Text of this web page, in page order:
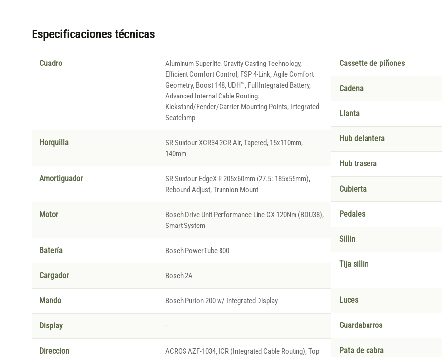
Especificaciones técnicas
Cuadro
Aluminum Superlite, Gravity Casting Technology,
Efficient Comfort Control, FSP 4-Link, Agile Comfort
Geometry, Boost 148, UDH™, Full Integrated Battery,
Advanced Internal Cable Routing,
Kickstand/Fender/Carrier Mounting Points, Integrated
Seatclamp
Horquilla
SR Suntour XCR34 2CR Air, Tapered, 15x110mm,
140mm
Amortiguador
SR Suntour EdgeX R 205x60mm (27.5: 185x55mm),
Rebound Adjust, Trunnion Mount
Motor
Bosch Drive Unit Performance Line CX 120Nm (BDU38),
Smart System
Batería Bosch PowerTube 800
Cargador Bosch 2A
Mando Bosch Purion 200 w/ Integrated Display
Display -
Direccion
ACROS AZF-1034, ICR (Integrated Cable Routing), Top
Cassette de piñones
Cadena
Llanta
Hub delantera
Hub trasera
Cubierta
Pedales
Sillin
Tija sillin
Luces
Guardabarros
Pata de cabra